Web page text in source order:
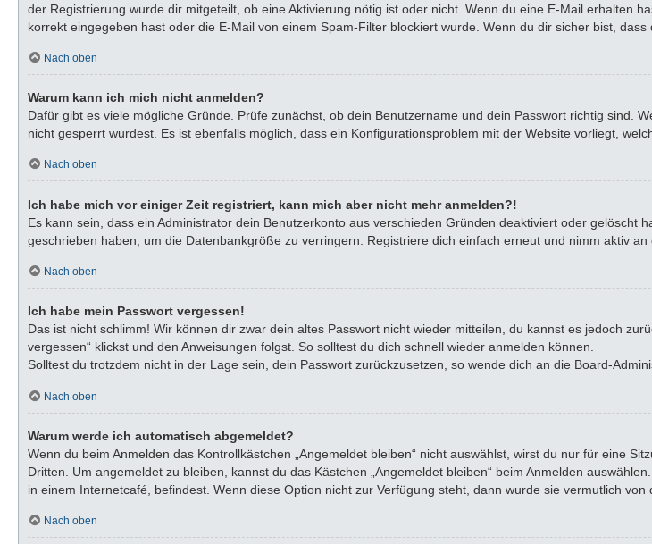
der Registrierung wurde dir mitgeteilt, ob eine Aktivierung nötig ist oder nicht. Wenn du eine E-Mail erhalten
korrekt eingegeben hast oder die E-Mail von einem Spam-Filter blockiert wurde. Wenn du dir sicher bist,
Nach oben
Warum kann ich mich nicht anmelden?
Dafür gibt es viele mögliche Gründe. Prüfe zunächst, ob dein Benutzername und dein Passwort richtig sind.
nicht gesperrt wurdest. Es ist ebenfalls möglich, dass ein Konfigurationsproblem mit der Website vorliegt,
Nach oben
Ich habe mich vor einiger Zeit registriert, kann mich aber nicht mehr anmelden?!
Es kann sein, dass ein Administrator dein Benutzerkonto aus verschieden Gründen deaktiviert oder
geschrieben haben, um die Datenbankgröße zu verringern. Registriere dich einfach erneut und nimm aktiv an
Nach oben
Ich habe mein Passwort vergessen!
Das ist nicht schlimm! Wir können dir zwar dein altes Passwort nicht wieder mitteilen, du kannst es jedoch
vergessen“ klickst und den Anweisungen folgst. So solltest du dich schnell wieder anmelden können.
Solltest du trotzdem nicht in der Lage sein, dein Passwort zurückzusetzen, so wende dich an die Board-
Nach oben
Warum werde ich automatisch abgemeldet?
Wenn du beim Anmelden das Kontrollkästchen „Angemeldet bleiben“ nicht auswählst, wirst du nur für eine
Dritten. Um angemeldet zu bleiben, kannst du das Kästchen „Angemeldet bleiben“ beim Anmelden
in einem Internetcafé, befindest. Wenn diese Option nicht zur Verfügung steht, dann wurde sie vermutlich von
Nach oben